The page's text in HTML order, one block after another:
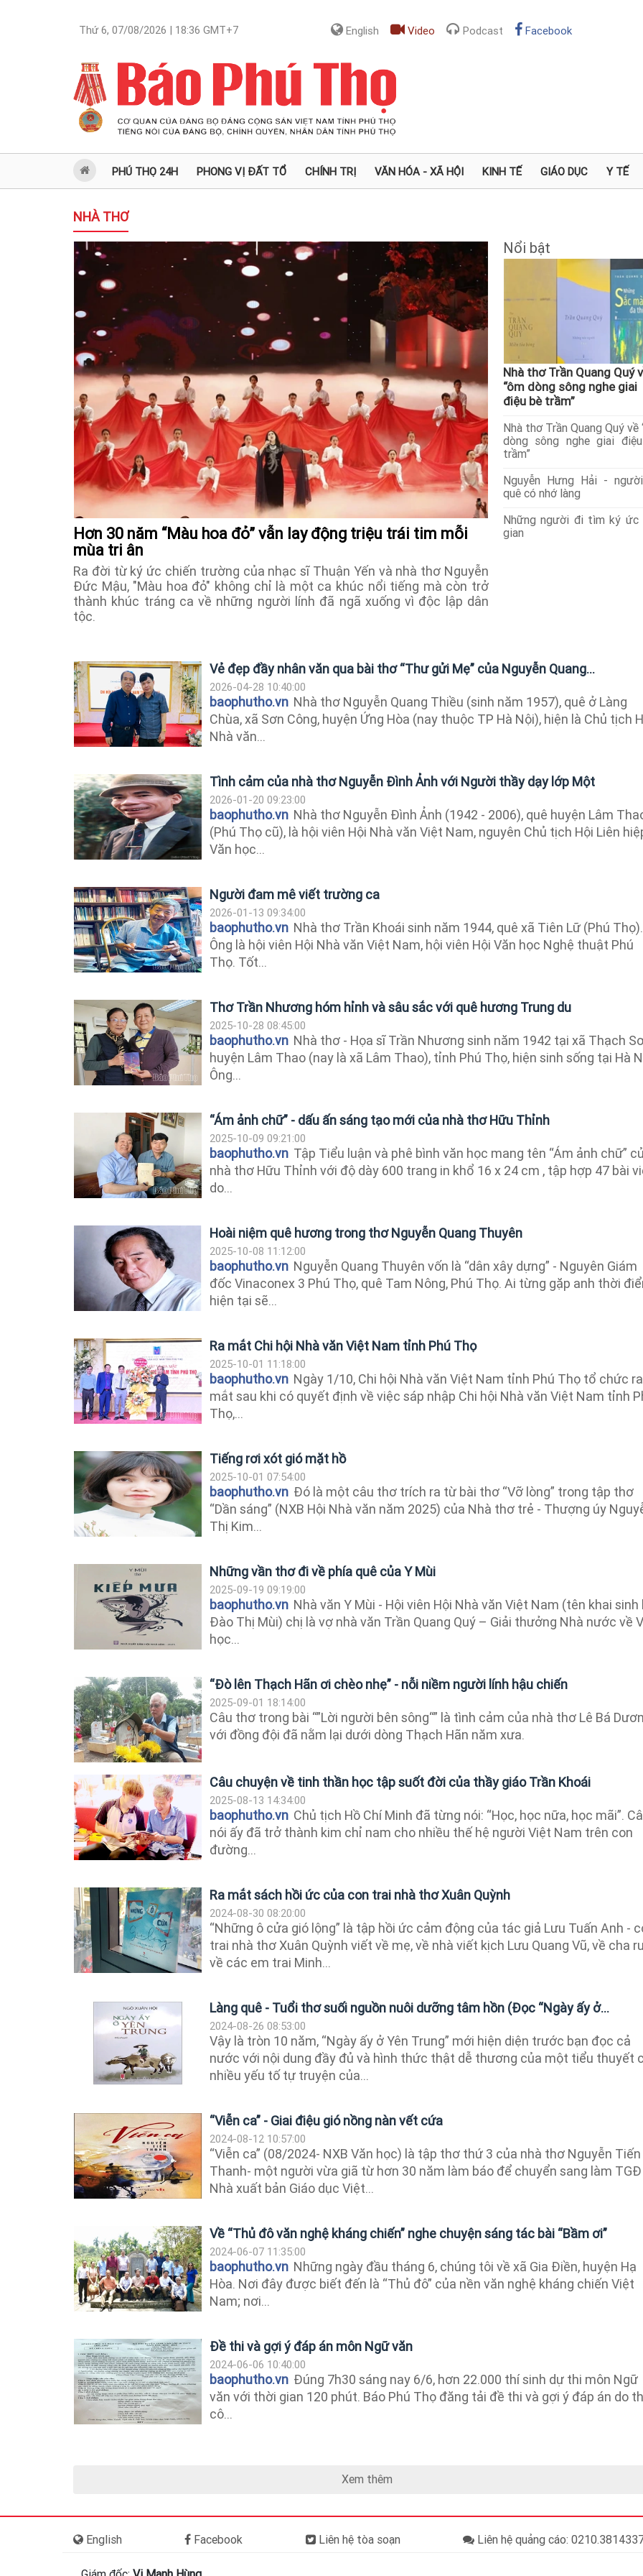
Thứ 6, 07/08/2026 | 18:36 GMT+7 English Video Podcast Facebook
PHÚ THỌ 24H PHONG VỊ ĐẤT TỔ CHÍNH TRỊ VĂN HÓA - XÃ HỘI KINH TẾ GIÁO DỤC Y TẾ
NHÀ THƠ
Hơn 30 năm “Màu hoa đỏ” vẫn lay động triệu trái tim mỗi
mùa tri ân
Ra đời từ ký ức chiến trường của nhạc sĩ Thuận Yến và nhà thơ Nguyễn
Đức Mậu, "Màu hoa đỏ" không chỉ là một ca khúc nổi tiếng mà còn trở
thành khúc tráng ca về những người lính đã ngã xuống vì độc lập dân
tộc.
Nổi bật
Nhà thơ Trần Quang Quý
“ôm dòng sông nghe giai
điệu bè trầm”
Nhà thơ Trần Quang Quý về
dòng sông nghe giai
trầm”
Nguyễn Hưng Hải -
quê có nhớ làng
Những người đi tìm ký ức
gian
Vẻ đẹp đầy nhân văn qua bài thơ “Thư gửi Mẹ” của Nguyễn Quang...
2026-04-28 10:40:00
baophutho.vn Nhà thơ Nguyễn Quang Thiều (sinh năm 1957), quê ở Làng
Chùa, xã Sơn Công, huyện Ứng Hòa (nay thuộc TP Hà Nội), hiện là Chủ tịch
Nhà văn...
Tình cảm của nhà thơ Nguyễn Đình Ảnh với Người thầy dạy lớp Một
2026-01-20 09:23:00
baophutho.vn Nhà thơ Nguyễn Đình Ảnh (1942 - 2006), quê huyện Lâm
(Phú Thọ cũ), là hội viên Hội Nhà văn Việt Nam, nguyên Chủ tịch Hội Liên
Văn học...
Người đam mê viết trường ca
2026-01-13 09:34:00
baophutho.vn Nhà thơ Trần Khoái sinh năm 1944, quê xã Tiên Lữ (Phú Thọ).
Ông là hội viên Hội Nhà văn Việt Nam, hội viên Hội Văn học Nghệ thuật Phú
Thọ. Tốt...
Thơ Trần Nhương hóm hỉnh và sâu sắc với quê hương Trung du
2025-10-28 08:45:00
baophutho.vn Nhà thơ - Họa sĩ Trần Nhương sinh năm 1942 tại xã Thạch
huyện Lâm Thao (nay là xã Lâm Thao), tỉnh Phú Thọ, hiện sinh sống tại Hà
Ông...
“Ám ảnh chữ” - dấu ấn sáng tạo mới của nhà thơ Hữu Thỉnh
2025-10-09 09:21:00
baophutho.vn Tập Tiểu luận và phê bình văn học mang tên “Ám ảnh chữ”
nhà thơ Hữu Thỉnh với độ dày 600 trang in khổ 16 x 24 cm , tập hợp 47 bài
do...
Hoài niệm quê hương trong thơ Nguyễn Quang Thuyên
2025-10-08 11:12:00
baophutho.vn Nguyễn Quang Thuyên vốn là “dân xây dựng” - Nguyên Giám
đốc Vinaconex 3 Phú Thọ, quê Tam Nông, Phú Thọ. Ai từng gặp anh thời
hiện tại sẽ...
Ra mắt Chi hội Nhà văn Việt Nam tỉnh Phú Thọ
2025-10-01 11:18:00
baophutho.vn Ngày 1/10, Chi hội Nhà văn Việt Nam tỉnh Phú Thọ tổ chức ra
mắt sau khi có quyết định về việc sáp nhập Chi hội Nhà văn Việt Nam tỉnh
Thọ,...
Tiếng rơi xót gió mặt hồ
2025-10-01 07:54:00
baophutho.vn Đó là một câu thơ trích ra từ bài thơ “Vỡ lòng” trong tập thơ
“Dần sáng” (NXB Hội Nhà văn năm 2025) của Nhà thơ trẻ - Thượng úy
Thị Kim...
Những vần thơ đi về phía quê của Y Mùi
2025-09-19 09:19:00
baophutho.vn Nhà văn Y Mùi - Hội viên Hội Nhà văn Việt Nam (tên khai sinh
Đào Thị Mùi) chị là vợ nhà văn Trần Quang Quý – Giải thưởng Nhà nước về
học...
“Đò lên Thạch Hãn ơi chèo nhẹ” - nỗi niềm người lính hậu chiến
2025-09-01 18:14:00
Câu thơ trong bài “”Lời người bên sông“” là tình cảm của nhà thơ Lê Bá
với đồng đội đã nằm lại dưới dòng Thạch Hãn năm xưa.
Câu chuyện về tinh thần học tập suốt đời của thầy giáo Trần Khoái
2025-08-13 14:34:00
baophutho.vn Chủ tịch Hồ Chí Minh đã từng nói: “Học, học nữa, học mãi”.
nói ấy đã trở thành kim chỉ nam cho nhiều thế hệ người Việt Nam trên con
đường...
Ra mắt sách hồi ức của con trai nhà thơ Xuân Quỳnh
2024-08-30 08:20:00
“Những ô cửa gió lộng” là tập hồi ức cảm động của tác giả Lưu Tuấn Anh -
trai nhà thơ Xuân Quỳnh viết về mẹ, về nhà viết kịch Lưu Quang Vũ, về cha
về các em trai Minh...
Làng quê - Tuổi thơ suối nguồn nuôi dưỡng tâm hồn (Đọc “Ngày ấy ở...
2024-08-26 08:53:00
Vậy là tròn 10 năm, “Ngày ấy ở Yên Trung” mới hiện diện trước bạn đọc cả
nước với nội dung đầy đủ và hình thức thật dễ thương của một tiểu thuyết
nhiều yếu tố tự truyện của...
“Viễn ca” - Giai điệu gió nồng nàn vết cứa
2024-08-12 10:57:00
“Viễn ca” (08/2024- NXB Văn học) là tập thơ thứ 3 của nhà thơ Nguyễn Tiến
Thanh- một người vừa giã từ hơn 30 năm làm báo để chuyển sang làm TGĐ
Nhà xuất bản Giáo dục Việt...
Về “Thủ đô văn nghệ kháng chiến” nghe chuyện sáng tác bài “Bầm ơi”
2024-06-07 11:35:00
baophutho.vn Những ngày đầu tháng 6, chúng tôi về xã Gia Điền, huyện Hạ
Hòa. Nơi đây được biết đến là “Thủ đô” của nền văn nghệ kháng chiến Việt
Nam; nơi...
Đề thi và gợi ý đáp án môn Ngữ văn
2024-06-06 10:40:00
baophutho.vn Đúng 7h30 sáng nay 6/6, hơn 22.000 thí sinh dự thi môn Ngữ
văn với thời gian 120 phút. Báo Phú Thọ đăng tải đề thi và gợi ý đáp án do
cô...
Xem thêm
English Facebook Liên hệ tòa soạn Liên hệ quảng cáo: